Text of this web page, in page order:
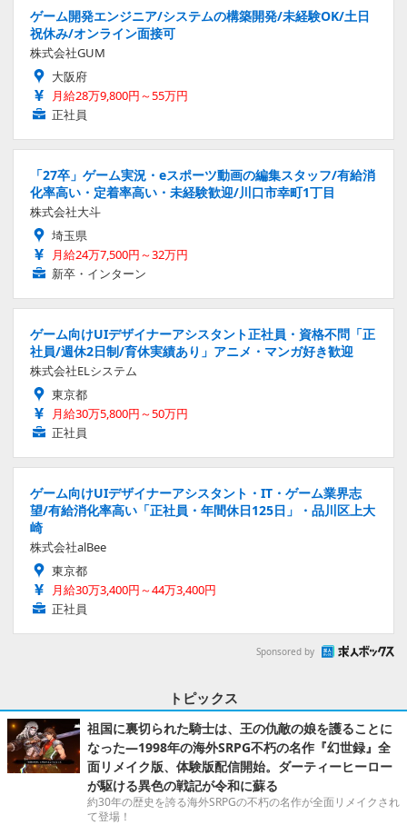
ゲーム開発エンジニア/システムの構築開発/未経験OK/土日
祝休み/オンライン面接可
株式会社GUM
大阪府
月給28万9,800円～55万円
正社員
「27卒」ゲーム実況・eスポーツ動画の編集スタッフ/有給消
化率高い・定着率高い・未経験歓迎/川口市幸町1丁目
株式会社大斗
埼玉県
月給24万7,500円～32万円
新卒・インターン
ゲーム向けUIデザイナーアシスタント正社員・資格不問「正
社員/週休2日制/育休実績あり」アニメ・マンガ好き歓迎
株式会社ELシステム
東京都
月給30万5,800円～50万円
正社員
ゲーム向けUIデザイナーアシスタント・IT・ゲーム業界志
望/有給消化率高い「正社員・年間休日125日」・品川区上大
崎
株式会社alBee
東京都
月給30万3,400円～44万3,400円
正社員
Sponsored by
トピックス
祖国に裏切られた騎士は、王の仇敵の娘を護ることに
なった―1998年の海外SRPG不朽の名作『幻世録』全
面リメイク版、体験版配信開始。ダーティーヒーロー
が駆ける異色の戦記が令和に蘇る
約30年の歴史を誇る海外SRPGの不朽の名作が全面リメイクされ
て登場！